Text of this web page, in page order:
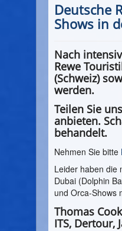
Deutsche
Shows in
Nach
Rewe
(Schweiz)
werden.
Teilen Sie
anbieten.
behandelt.
Nehmen Sie bitte
Leider haben die
Dubai (Dolphin
und Orca-Shows
Thomas
ITS, Dertour,